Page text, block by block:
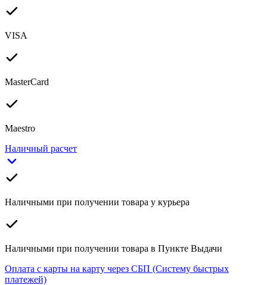
VISA
MasterCard
Maestro
Наличный расчет
Наличными при получении товара у курьера
Наличными при получении товара в Пункте Выдачи
Оплата с карты на карту через СБП (Систему быстрых
платежей)